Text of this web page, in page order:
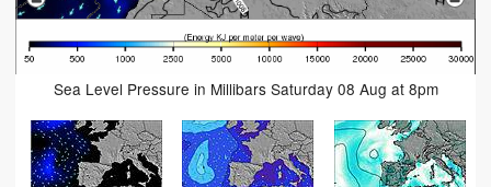
Sea Level Pressure in Millibars Saturday 08 Aug at 8pm